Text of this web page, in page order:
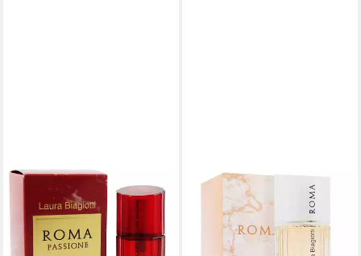
LAURA BIAGIOTTI
Eau de Toilette Roma
Passione 25 ml
64,99 €
(2.599,60 €/ 1 l)
in 3-4 Werktagen bei dir
LAURA BIAGIOTTI
Eau de Toilette Roma Fiori
ab 26,99 €
(1.079,60 €/ 1 l)
in 3-4 Werktagen bei dir